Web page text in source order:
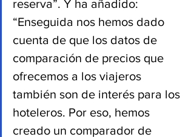
reserva”. Y ha añadido:
“Enseguida nos hemos dado
cuenta de que los datos de
comparación de precios que
ofrecemos a los viajeros
también son de interés para los
hoteleros. Por eso, hemos
creado un comparador de